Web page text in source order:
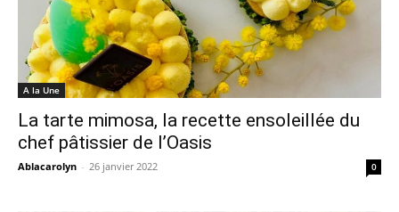
A la Une
La tarte mimosa, la recette ensoleillée du
chef pâtissier de l’Oasis
Ablacarolyn - 26 janvier 2022 0